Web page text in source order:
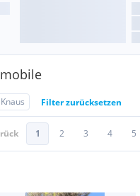
Knaus Filter zurücksetzen
1 2 3 4 5